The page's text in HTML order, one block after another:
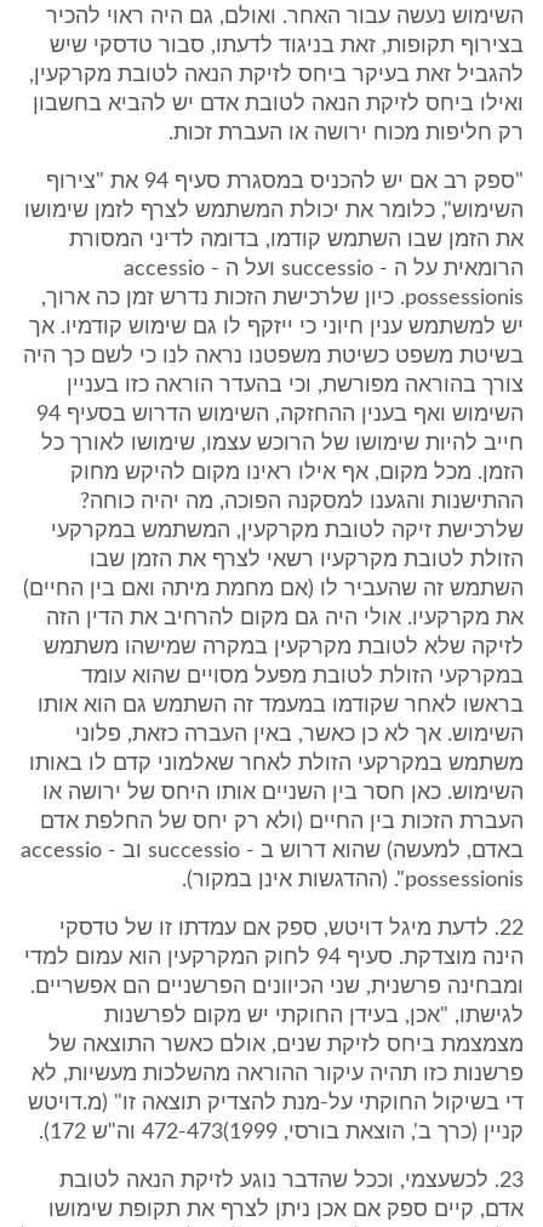
השימוש נעשה עבור האחר. ואולם, גם היה ראוי להכיר
בצירוף תקופות, זאת בניגוד לדעתו, סבור טדסקי שיש
להגביל זאת בעיקר ביחס לזיקת הנאה לטובת מקרקעין,
ואילו ביחס לזיקת הנאה לטובת אדם יש להביא בחשבון
רק חליפות מכוח ירושה או העברת זכות.
"ספק רב אם יש להכניס במסגרת סעיף 94 את "צירוף
השימוש", כלומר את יכולת המשתמש לצרף לזמן שימושו
את הזמן שבו השתמש קודמו, בדומה לדיני המסורת
הרומאית על ה - successio ועל ה - accessio
possessionis. כיון שלרכישת הזכות נדרש זמן כה ארוך,
יש למשתמש ענין חיוני כי ייזקף לו גם שימוש קודמיו. אך
בשיטת משפט כשיטת משפטנו נראה לנו כי לשם כך היה
צורך בהוראה מפורשת, וכי בהעדר הוראה כזו בעניין
השימוש ואף בענין ההחזקה, השימוש הדרוש בסעיף 94
חייב להיות שימושו של הרוכש עצמו, שימושו לאורך כל
הזמן. מכל מקום, אף אילו ראינו מקום להיקש מחוק
ההתישנות והגענו למסקנה הפוכה, מה יהיה כוחה?
שלרכישת זיקה לטובת מקרקעין, המשתמש במקרקעי
הזולת לטובת מקרקעיו רשאי לצרף את הזמן שבו
השתמש זה שהעביר לו (אם מחמת מיתה ואם בין החיים)
את מקרקעיו. אולי היה גם מקום להרחיב את הדין הזה
לזיקה שלא לטובת מקרקעין במקרה שמישהו משתמש
במקרקעי הזולת לטובת מפעל מסויים שהוא עומד
בראשו לאחר שקודמו במעמד זה השתמש גם הוא אותו
השימוש. אך לא כן כאשר, באין העברה כזאת, פלוני
משתמש במקרקעי הזולת לאחר שאלמוני קדם לו באותו
השימוש. כאן חסר בין השניים אותו היחס של ירושה או
העברת הזכות בין החיים (ולא רק יחס של החלפת אדם
באדם, למעשה) שהוא דרוש ב - successio וב - accessio
possessionis". (ההדגשות אינן במקור).
22. לדעת מיגל דויטש, ספק אם עמדתו זו של טדסקי
הינה מוצדקת. סעיף 94 לחוק המקרקעין הוא עמום למדי
ומבחינה פרשנית, שני הכיוונים הפרשניים הם אפשריים.
לגישתו, "אכן, בעידן החוקתי יש מקום לפרשנות
מצמצמת ביחס לזיקת שנים, אולם כאשר התוצאה של
פרשנות כזו תהיה עיקור ההוראה מהשלכות מעשיות, לא
די בשיקול החוקתי על-מנת להצדיק תוצאה זו" (מ.דויטש
קניין (כרך ב', הוצאת בורסי, 1999)472-473 וה"ש 172).
23. לכשעצמי, וככל שהדבר נוגע לזיקת הנאה לטובת
אדם, קיים ספק אם אכן ניתן לצרף את תקופת שימושו